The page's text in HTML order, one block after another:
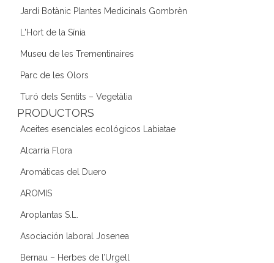
Jardí Botànic Plantes Medicinals Gombrèn
L'Hort de la Sínia
Museu de les Trementinaires
Parc de les Olors
Turó dels Sentits – Vegetàlia
PRODUCTORS
Aceites esenciales ecológicos Labiatae
Alcarria Flora
Aromáticas del Duero
AROMIS
Aroplantas S.L.
Asociación laboral Josenea
Bernau – Herbes de l’Urgell